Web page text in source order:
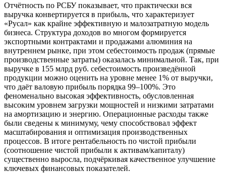
Отчётность по РСБУ показывает, что практически вся
выручка конвертируется в прибыль, что характеризует
«Русал» как крайне эффективную и малозатратную модель
бизнеса. Структура доходов во многом формируется
экспортными контрактами и продажами алюминия на
внутреннем рынке, при этом себестоимость продаж (прямые
производственные затраты) оказалась минимальной. Так, при
выручке в 155 млрд руб. себестоимость произведённой
продукции можно оценить на уровне менее 1% от выручки,
что даёт валовую прибыль порядка 99–100%. Это
феноменально высокая эффективность, обусловленная
высоким уровнем загрузки мощностей и низкими затратами
на амортизацию и энергию. Операционные расходы также
были сведены к минимуму, чему способствовал эффект
масштабирования и оптимизация производственных
процессов. В итоге рентабельность по чистой прибыли
(соотношение чистой прибыли к активам/капиталу)
существенно выросла, подчёркивая качественное улучшение
ключевых финансовых показателей.